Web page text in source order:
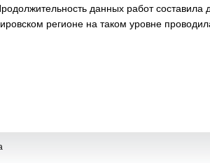
данных работ
регионе на таком уровне